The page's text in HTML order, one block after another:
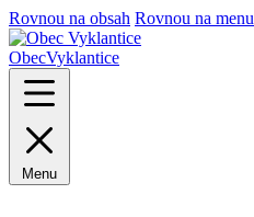
Rovnou na obsah Rovnou na menu
ObecVyklantice
Menu